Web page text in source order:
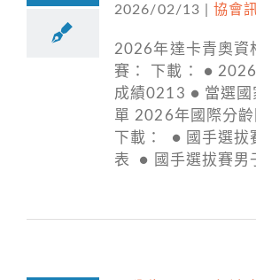
2026/02/13 協會
2026年達卡青奧資
賽： 下載： ●
成績0213 ● 當選國
單 2026年國際分齡
下載： ● 國手選拔
表 ● 國手選拔賽男